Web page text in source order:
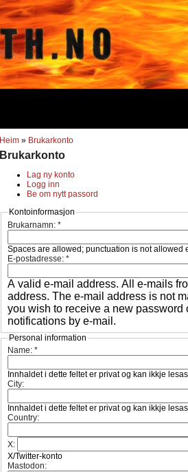
Heim » Brukarkonto
Brukarkonto
Lag ny konto
Logg inn
Be om nytt passord
Kontoinformasjon
Brukarnamn:*
Spaces are allowed; punctuation is not allowed
E-postadresse:*
A valid e-mail address. All e-mails
address. The e-mail address is not
you wish to receive a new
notifications by e-mail.
Personal information
Name:*
Innhaldet i dette feltet er privat og kan ikkje
City:
Innhaldet i dette feltet er privat og kan ikkje
Country:
X:
X/Twitter-konto
Mastodon: